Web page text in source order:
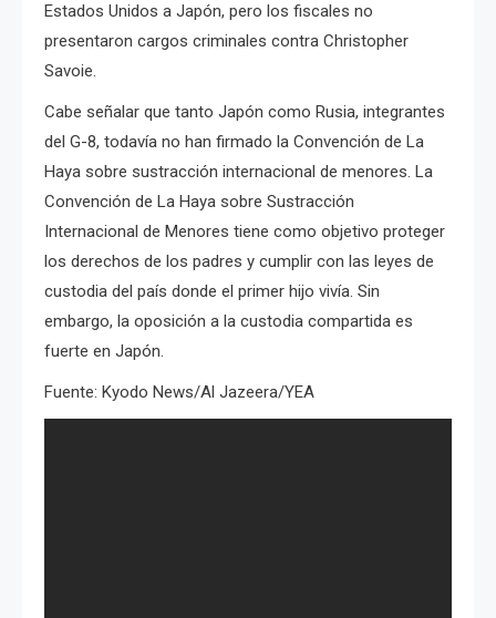
Estados Unidos a Japón, pero los fiscales no
presentaron cargos criminales contra Christopher
Savoie.
Cabe señalar que tanto Japón como Rusia, integrantes
del G-8, todavía no han firmado la Convención de La
Haya sobre sustracción internacional de menores. La
Convención de La Haya sobre Sustracción
Internacional de Menores tiene como objetivo proteger
los derechos de los padres y cumplir con las leyes de
custodia del país donde el primer hijo vivía. Sin
embargo, la oposición a la custodia compartida es
fuerte en Japón.
Fuente: Kyodo News/Al Jazeera/YEA